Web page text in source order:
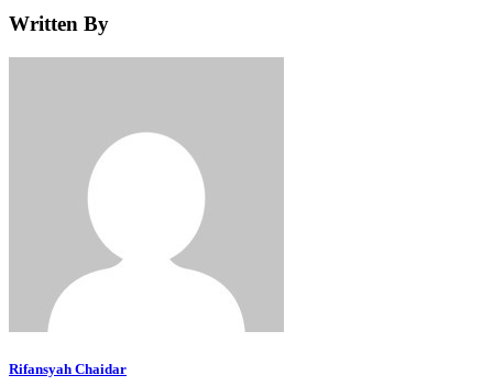
Written By
Rifansyah Chaidar